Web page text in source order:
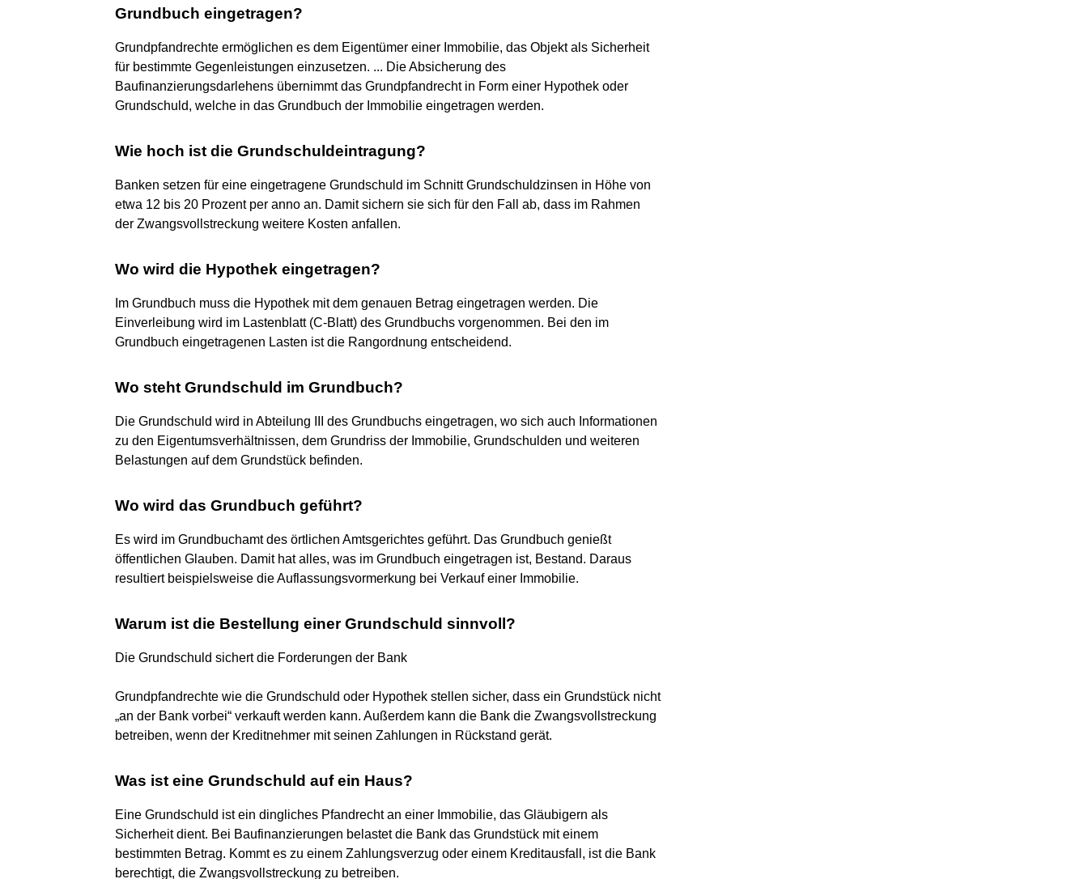
Grundbuch eingetragen?
Grundpfandrechte ermöglichen es dem Eigentümer einer Immobilie, das Objekt als Sicherheit
für bestimmte Gegenleistungen einzusetzen. ... Die Absicherung des
Baufinanzierungsdarlehens übernimmt das Grundpfandrecht in Form einer Hypothek oder
Grundschuld, welche in das Grundbuch der Immobilie eingetragen werden.
Wie hoch ist die Grundschuldeintragung?
Banken setzen für eine eingetragene Grundschuld im Schnitt Grundschuldzinsen in Höhe von
etwa 12 bis 20 Prozent per anno an. Damit sichern sie sich für den Fall ab, dass im Rahmen
der Zwangsvollstreckung weitere Kosten anfallen.
Wo wird die Hypothek eingetragen?
Im Grundbuch muss die Hypothek mit dem genauen Betrag eingetragen werden. Die
Einverleibung wird im Lastenblatt (C-Blatt) des Grundbuchs vorgenommen. Bei den im
Grundbuch eingetragenen Lasten ist die Rangordnung entscheidend.
Wo steht Grundschuld im Grundbuch?
Die Grundschuld wird in Abteilung III des Grundbuchs eingetragen, wo sich auch Informationen
zu den Eigentumsverhältnissen, dem Grundriss der Immobilie, Grundschulden und weiteren
Belastungen auf dem Grundstück befinden.
Wo wird das Grundbuch geführt?
Es wird im Grundbuchamt des örtlichen Amtsgerichtes geführt. Das Grundbuch genießt
öffentlichen Glauben. Damit hat alles, was im Grundbuch eingetragen ist, Bestand. Daraus
resultiert beispielsweise die Auflassungsvormerkung bei Verkauf einer Immobilie.
Warum ist die Bestellung einer Grundschuld sinnvoll?
Die Grundschuld sichert die Forderungen der Bank
Grundpfandrechte wie die Grundschuld oder Hypothek stellen sicher, dass ein Grundstück nicht
„an der Bank vorbei“ verkauft werden kann. Außerdem kann die Bank die Zwangsvollstreckung
betreiben, wenn der Kreditnehmer mit seinen Zahlungen in Rückstand gerät.
Was ist eine Grundschuld auf ein Haus?
Eine Grundschuld ist ein dingliches Pfandrecht an einer Immobilie, das Gläubigern als
Sicherheit dient. Bei Baufinanzierungen belastet die Bank das Grundstück mit einem
bestimmten Betrag. Kommt es zu einem Zahlungsverzug oder einem Kreditausfall, ist die Bank
berechtigt, die Zwangsvollstreckung zu betreiben.